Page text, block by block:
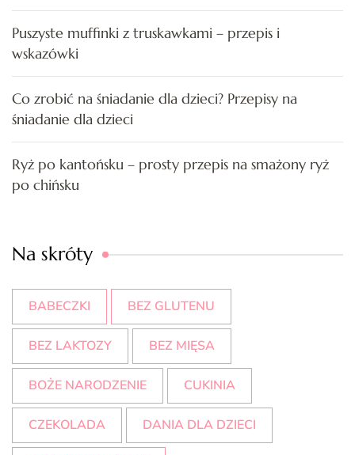
Puszyste muffinki z truskawkami – przepis i
wskazówki
Co zrobić na śniadanie dla dzieci? Przepisy na
śniadanie dla dzieci
Ryż po kantońsku – prosty przepis na smażony ryż
po chińsku
Na skróty
BABECZKI BEZ GLUTENU
BEZ LAKTOZY BEZ MIĘSA
BOŻE NARODZENIE CUKINIA
CZEKOLADA DANIA DLA DZIECI